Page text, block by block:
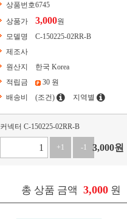
상품번호6745
상품가
3,000원
모델명
C-150225-02RR-B
제조사
원산지
한국 Korea
적립금
30 원
배송비
(조건) 지역별
커넥터 C-150225-02RR-B
+1 -1 3,000원
총 상품 금액 3,000 원